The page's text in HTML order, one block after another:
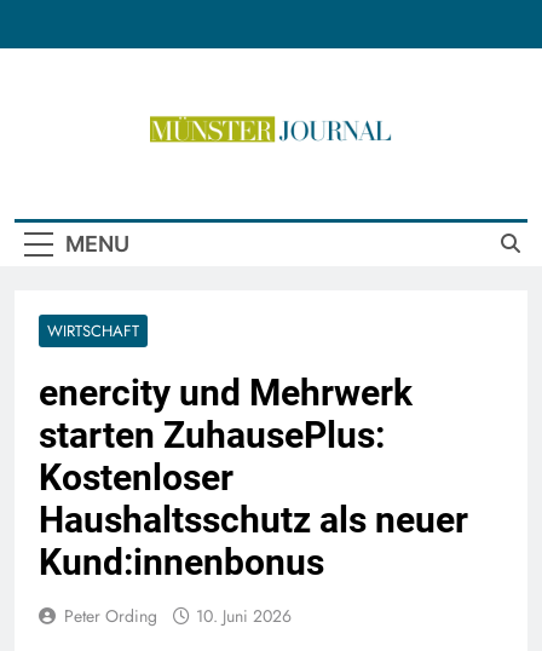
MENU
WIRTSCHAFT
enercity und Mehrwerk
starten ZuhausePlus:
Kostenloser
Haushaltsschutz als neuer
Kund:innenbonus
Peter Ording 10. Juni 2026